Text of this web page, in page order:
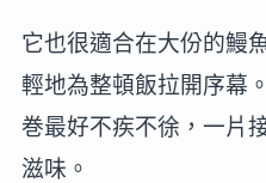
它也很適合在大份的鰻
輕地為整頓飯拉開序幕
巻最好不疾不徐，一片
滋味。